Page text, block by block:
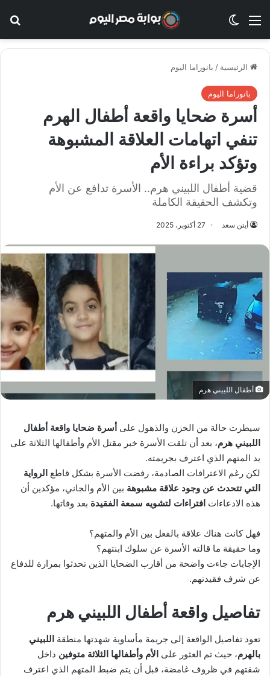
القائمة الوضع المظلم
الرئيسية / بانوراما اليوم
بانوراما اليوم
أسرة ضحايا واقعة أطفال الهرم
تنفي اتهامات العلاقة المشبوهة
وتؤكد براءة الأم
قضية أطفال اللبيني هرم.. الأسرة تدافع عن الأم
وتكشف الحقيقة الكاملة
أيتن سعد 27 أكتوبر، 2025
أطفال اللبيني هرم
سيطرت حالة من الحزن والذهول على أسرة ضحايا واقعة أطفال
اللبيني هرم، بعد أن تلقت الأسرة خبر مقتل الأم وأطفالها الثلاثة على
يد المتهم الذي اعترف بجريمته.
لكن رغم الاعترافات الصادمة، رفضت الأسرة بشكل قاطع الرواية
التي تتحدث عن وجود علاقة مشبوهة بين الأم والجاني، مؤكدين أن
هذه الادعاءات افتراءات لتشويه سمعة الفقيدة بعد وفاتها.
فهل كانت هناك علاقة بالفعل بين الأم والمتهم؟
وما حقيقة ما قالته الأسرة عن سلوك ابنتهم؟
الإجابات جاءت واضحة من أقارب الضحايا الذين تحدثوا بمرارة للدفاع
عن شرف فقيدتهم.
تفاصيل واقعة أطفال اللبيني هرم
تعود تفاصيل الواقعة إلى جريمة مأساوية شهدتها منطقة اللبيني
بالهرم، حيث تم العثور على الأم وأطفالها الثلاثة متوفين داخل
شقتهم في ظروف غامضة، قبل أن يتم ضبط المتهم الذي اعترف